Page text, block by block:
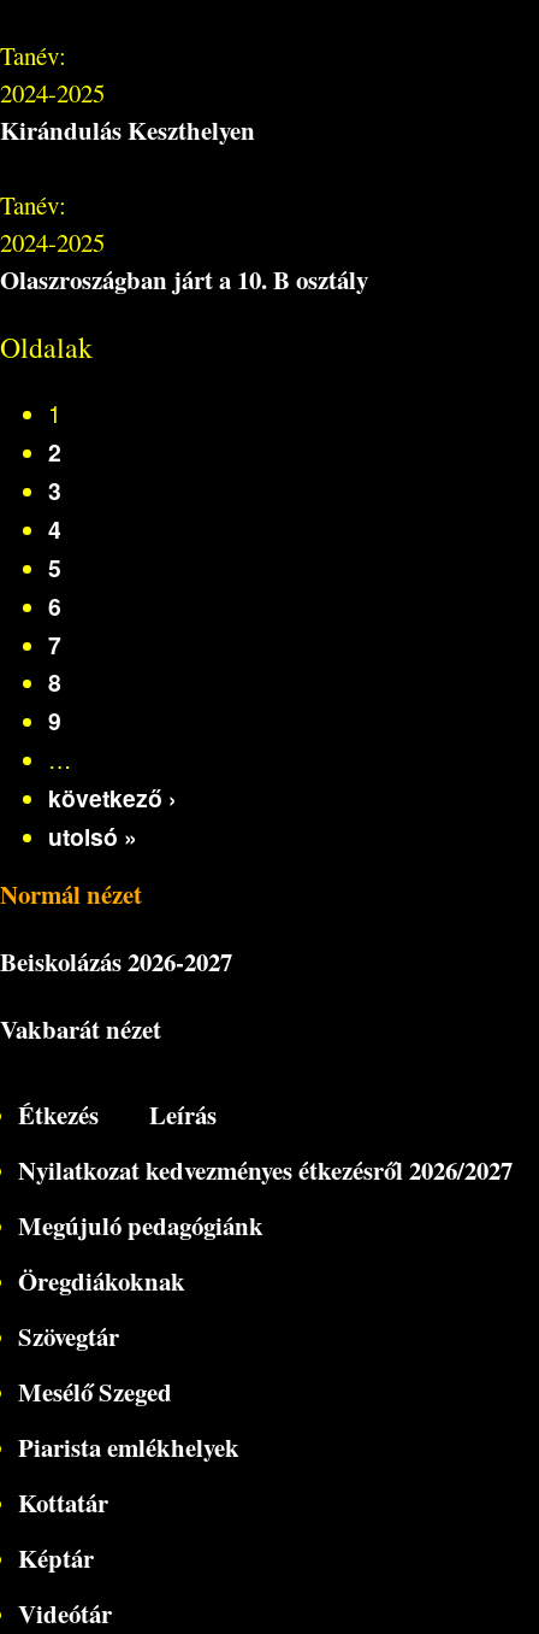
Tanév:
2024-2025
Kirándulás Keszthelyen
Tanév:
2024-2025
Olaszroszágban járt a 10. B osztály
Oldalak
1
2
3
4
5
6
7
8
9
…
következő ›
utolsó »
Normál nézet
Beiskolázás2026-2027
Vakbarát nézet
Étkezés
Leírás
Nyilatkozat kedvezményes étkezésről 2026/2027
Megújuló pedagógiánk
Öregdiákoknak
Szövegtár
Mesélő Szeged
Piarista emlékhelyek
Kottatár
Képtár
Videótár